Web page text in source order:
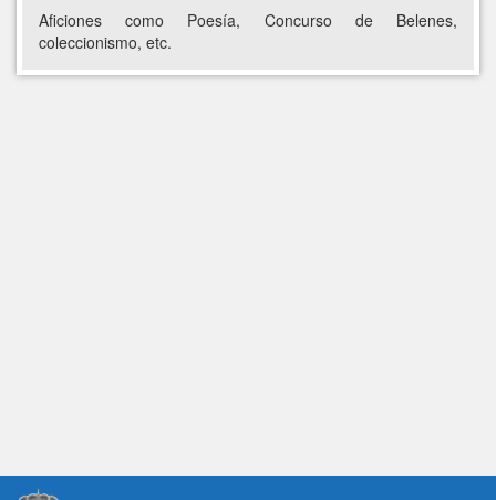
Aficiones como Poesía, Concurso de Belenes,
coleccionismo, etc.